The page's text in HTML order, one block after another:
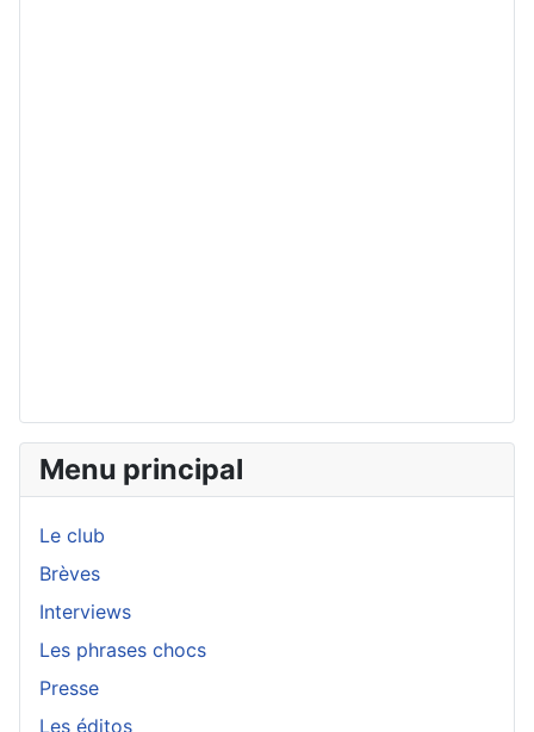
Menu principal
Le club
Brèves
Interviews
Les phrases chocs
Presse
Les éditos